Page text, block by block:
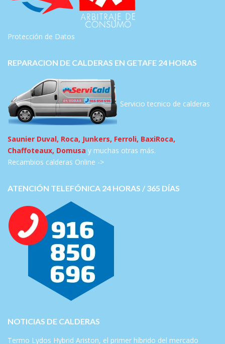
Protección de Datos
REPARACION DE CALDERAS EN GETAFE 24 HORAS
Servicio tecnico de calderas
Saunier Duval, Roca, Junkers, Ferroli, BaxiRoca,
Chaffoteaux, Domusa y muchas otras más.
Recambios calderas Online ->
ATENCIÓN TELEFÓNICA 24 HORAS / 365 DÍAS
NOTICIAS DE CALDERAS
Termo Lydos Hybrid Ariston, el primer híbrido del mercado